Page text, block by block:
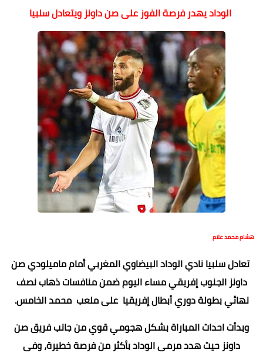
الوداد يهدر فرصة الفوز على صن داونز ويتعادل سلبيا
هشام محمد علام
تعادل سلبيا نادي الوداد البيضاوي المغربي أمام ماميلودي صن
داونز الجنوب إفريقي مساء اليوم ضمن منافسات ذهاب نصف
نهائي بطولة دوري أبطال إفريقيا على ملعب محمد الخامس.
وبدأت احداث المباراة بشكل هجومي قوي من جانب فريق صن
داونز حيث هدد مرمى الوداد بأكثر من فرصة خطيرة، وفى